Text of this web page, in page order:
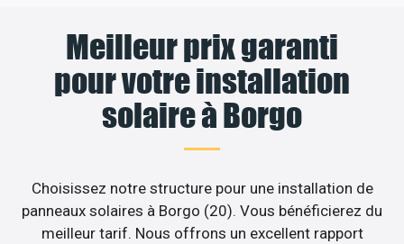
Meilleur prix garanti
pour votre installation
solaire à Borgo
Choisissez notre structure pour une installation de
panneaux solaires à Borgo (20). Vous bénéficierez du
meilleur tarif. Nous offrons un excellent rapport